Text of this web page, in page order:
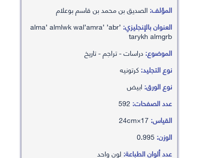
المؤلف:الصديق بن محمد بن قاسم بوعلام
العنوان بالإنجليزي: ’alma’ almlwk wal’amra’ ’abr
tarykh almgrb
الموضوع:دراسات - تراجم - تاريخ
نوع التجليد:كرتونيه
نوع الورق:ابيض
عدد الصفحات:
القياس:
الوزن:
عدد ألوان الطباعة: لون واحد